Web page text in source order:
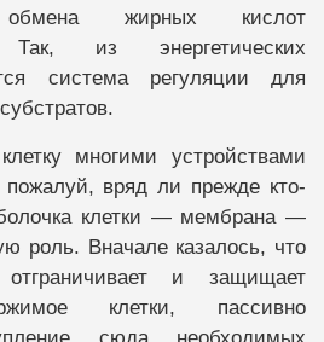
жирных кислот
Так, из энергетических
система регуляции для
многими устройствами
вряд ли прежде кто-
клетки — мембрана —
роль. Вначале казалось, что
и защищает
клетки, пассивно